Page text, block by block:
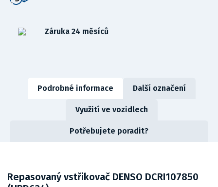
Záruka 24 měsíců
Podrobné informace Další označení
Využití ve vozidlech
Potřebujete poradit?
Repasovaný vstřikovač DENSO DCRI107850